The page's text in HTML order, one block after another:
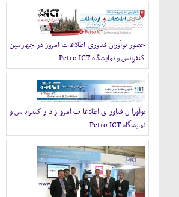
حضور نوآوران فناوری اطلاعات امروز در چهارمین
کنفرانس و نمایشگاه Petro ICT
نوآوران فناوری اطلاعات امروز در کنفرانس و
نمایشگاه Petro ICT